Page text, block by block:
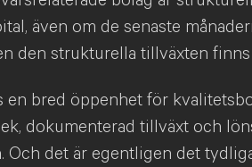
även om de senaste
den strukturella tillväxten finns
en bred öppenhet för
dokumenterad tillväxt och
Och det är egentligen det